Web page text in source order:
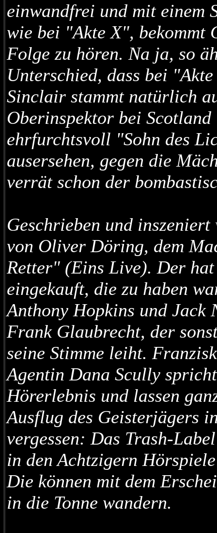
einwandfrei und mit einem
wie bei "Akte X",
Folge zu hören. Na ja, so
Unterschied, dass bei
Sinclair stammt natürlich
Oberinspektor bei
ehrfurchtsvoll "Sohn des
ausersehen, gegen die
verrät schon der
Geschrieben und
von Oliver Döring, dem
Retter" (Eins Live). Der
eingekauft, die zu haben
Anthony Hopkins und Jack
Frank Glaubrecht, der
seine Stimme leiht.
Agentin Dana Scully
Hörerlebnis und lassen
Ausflug des Geisterjägers
vergessen: Das Trash-
in den Achtzigern
Die können mit dem
in die Tonne wandern.